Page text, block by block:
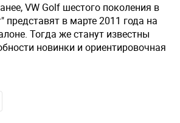
VW Golf шестого поколения в
представят в марте 2011 года на
Тогда же станут известны
новинки и ориентировочная